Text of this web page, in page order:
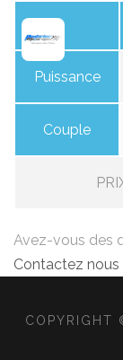
Puissance
Couple
Avez-vous des
Contactez
COPYRIGHT